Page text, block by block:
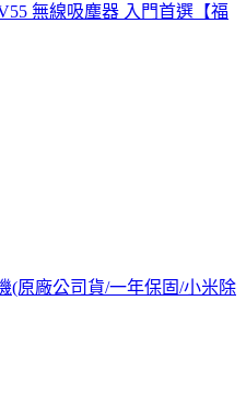
無線吸塵器 入門首選【福
(原廠公司貨/一年保固/小米除